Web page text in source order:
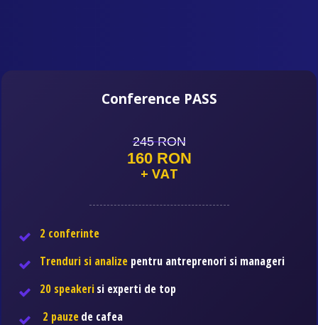
Conference PASS
245 RON
160 RON
+ VAT
2 conferinte
Trenduri si analize pentru antreprenori si manageri
20 speakerisi experti de top
2 pauzede cafea